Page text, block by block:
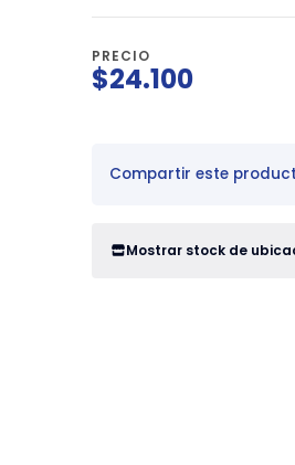
PRECIO
$24.100
Compartir este
Mostrar stock de